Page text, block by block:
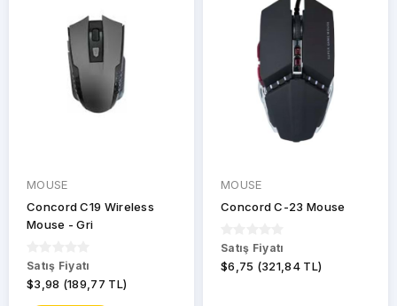
MOUSE
Concord C19 Wireless
Mouse - Gri
Satış Fiyatı
$3,98 (189,77 TL)
MOUSE
Concord C-23 Mouse
Satış Fiyatı
$6,75 (321,84 TL)